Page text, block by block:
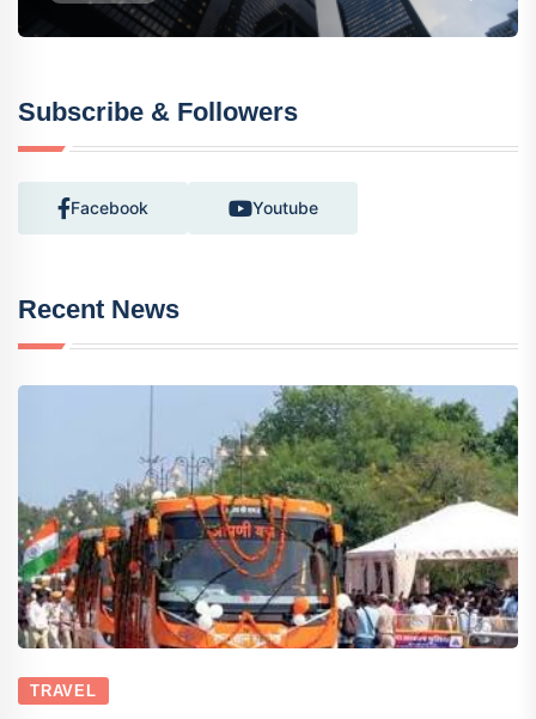
Subscribe & Followers
Facebook Youtube
Recent News
TRAVEL